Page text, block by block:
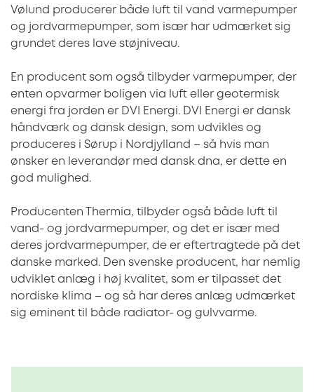
Vølund producerer både luft til vand varmepumper
og jordvarmepumper, som især har udmærket sig
grundet deres lave støjniveau.
En producent som også tilbyder varmepumper, der
enten opvarmer boligen via luft eller geotermisk
energi fra jorden er DVI Energi. DVI Energi er dansk
håndværk og dansk design, som udvikles og
produceres i Sørup i Nordjylland – så hvis man
ønsker en leverandør med dansk dna, er dette en
god mulighed.
Producenten Thermia, tilbyder også både luft til
vand- og jordvarmepumper, og det er især med
deres jordvarmepumper, de er eftertragtede på det
danske marked. Den svenske producent, har nemlig
udviklet anlæg i høj kvalitet, som er tilpasset det
nordiske klima – og så har deres anlæg udmærket
sig eminent til både radiator- og gulvvarme.